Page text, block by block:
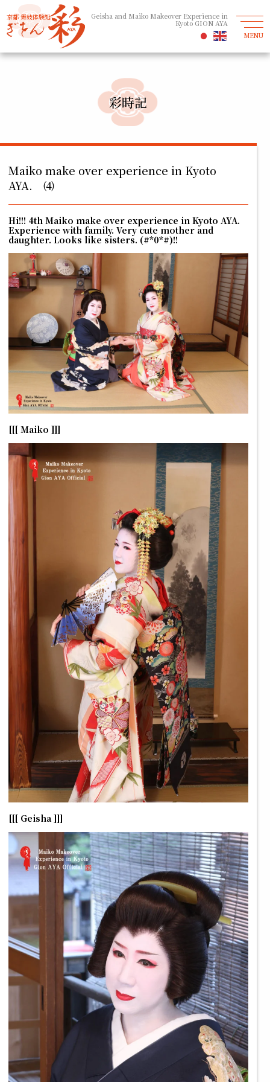
京都 舞妓体験処 Geisha and Maiko Makeover Experience in
Kyoto GION AYA
MENU
彩時記
Maiko make over experience in Kyoto
AYA. ⑷
Hi!!! 4th Maiko make over experience in Kyoto AYA.
Experience with family. Very cute mother and
daughter. Looks like sisters. (#*0*#)!!
[[[ Maiko ]]]
[[[ Geisha ]]]